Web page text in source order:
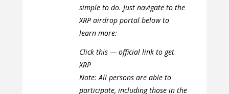
simple to do. Just navigate to the
XRP airdrop portal below to
learn more:
Click this — official link to get
XRP
Note: All persons are able to
participate, including those in the